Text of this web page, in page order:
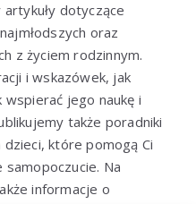
dotyczące
oraz
z życiem rodzinnym.
i wskazówek, jak
jego naukę i
także poradniki
które pomogą Ci
Na
informacje o